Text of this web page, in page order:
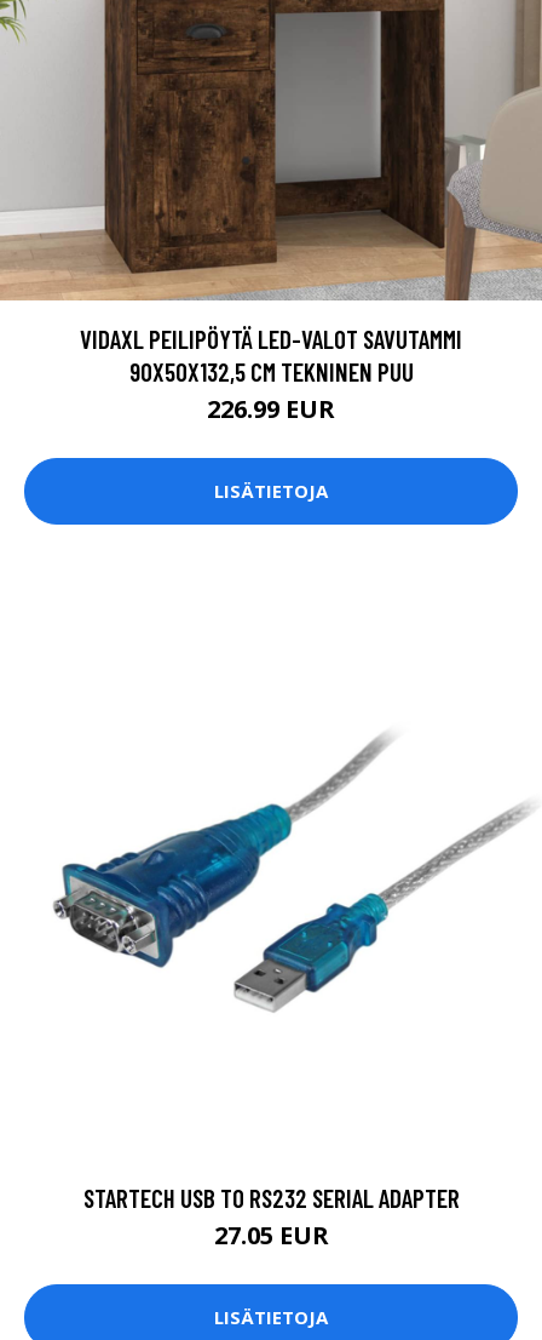
VIDAXL PEILIPÖYTÄ LED-VALOT SAVUTAMMI
90X50X132,5 CM TEKNINEN PUU
226.99 EUR
LISÄTIETOJA
STARTECH USB TO RS232 SERIAL ADAPTER
27.05 EUR
LISÄTIETOJA